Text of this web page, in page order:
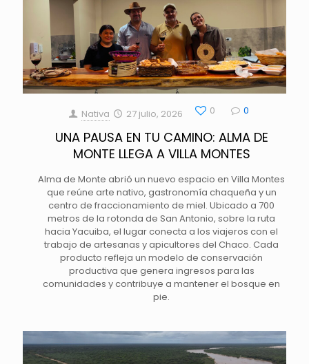
Nativa 27 julio, 2026 0 0
UNA PAUSA EN TU CAMINO: ALMA DE
MONTE LLEGA A VILLA MONTES
Alma de Monte abrió un nuevo espacio en Villa Montes
que reúne arte nativo, gastronomía chaqueña y un
centro de fraccionamiento de miel. Ubicado a 700
metros de la rotonda de San Antonio, sobre la ruta
hacia Yacuiba, el lugar conecta a los viajeros con el
trabajo de artesanas y apicultores del Chaco. Cada
producto refleja un modelo de conservación
productiva que genera ingresos para las
comunidades y contribuye a mantener el bosque en
pie.